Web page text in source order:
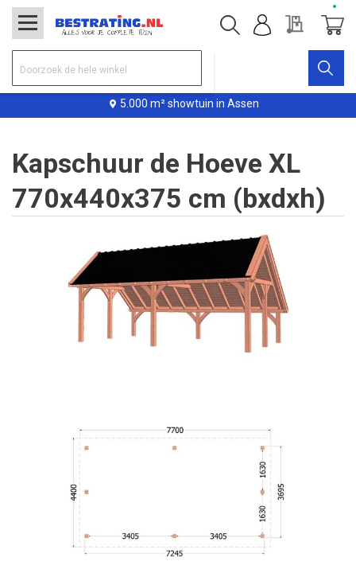
5.000 m² showtuin in Assen
Offerte
Kapschuur de Hoeve XL
770x440x375 cm (bxdxh)
afbeeldingen-